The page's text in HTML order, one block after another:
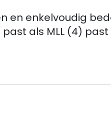
en enkelvoudig
als MLL (4) past